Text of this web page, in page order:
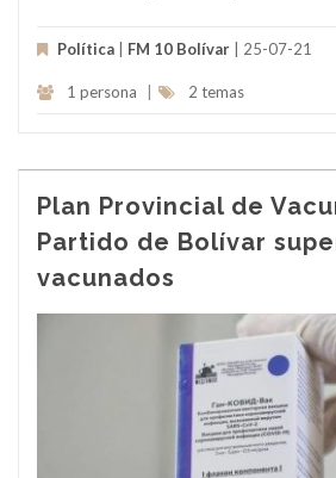
Política | FM 10 Bolívar | 25-07-21
1 persona | 2 temas
Plan Provincial de
Partido de Bolívar
vacunados